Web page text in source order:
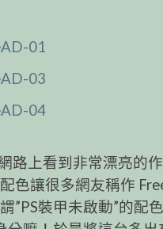
路上看到非常漂亮的
色讓很多網友稱作
”PS裝甲未啟動”的配